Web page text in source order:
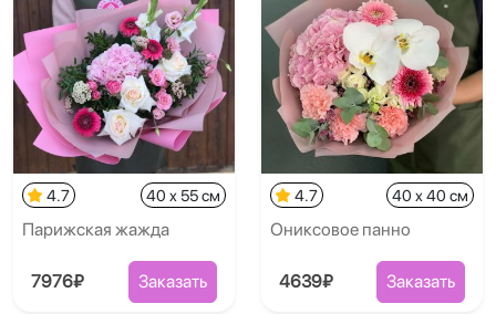
4.7 40 x 55 см
Парижская жажда
7976₽ Заказать
4.7 40 x 40 см
Ониксовое панно
4639₽ Заказать